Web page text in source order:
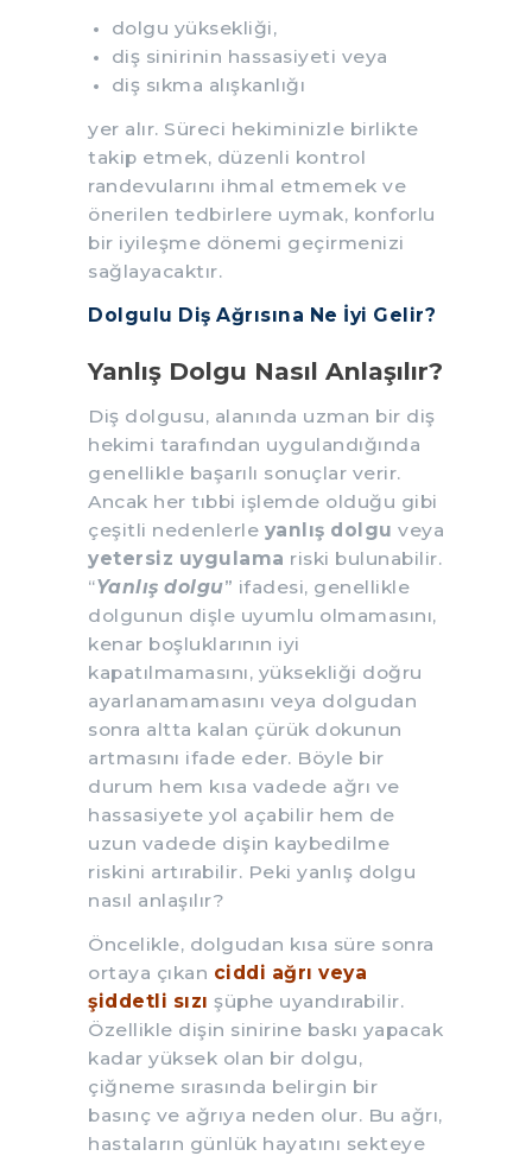
dolgu yüksekliği,
diş sinirinin hassasiyeti veya
diş sıkma alışkanlığı
yer alır. Süreci hekiminizle birlikte
takip etmek, düzenli kontrol
randevularını ihmal etmemek ve
önerilen tedbirlere uymak, konforlu
bir iyileşme dönemi geçirmenizi
sağlayacaktır.
Dolgulu Diş Ağrısına Ne İyi Gelir?
Yanlış Dolgu Nasıl Anlaşılır?
Diş dolgusu, alanında uzman bir diş
hekimi tarafından uygulandığında
genellikle başarılı sonuçlar verir.
Ancak her tıbbi işlemde olduğu gibi
çeşitli nedenlerle yanlış dolgu veya
yetersiz uygulama riski bulunabilir.
“Yanlış dolgu” ifadesi, genellikle
dolgunun dişle uyumlu olmamasını,
kenar boşluklarının iyi
kapatılmamasını, yüksekliği doğru
ayarlanamamasını veya dolgudan
sonra altta kalan çürük dokunun
artmasını ifade eder. Böyle bir
durum hem kısa vadede ağrı ve
hassasiyete yol açabilir hem de
uzun vadede dişin kaybedilme
riskini artırabilir. Peki yanlış dolgu
nasıl anlaşılır?
Öncelikle, dolgudan kısa süre sonra
ortaya çıkan ciddi ağrı veya
şiddetli sızı şüphe uyandırabilir.
Özellikle dişin sinirine baskı yapacak
kadar yüksek olan bir dolgu,
çiğneme sırasında belirgin bir
basınç ve ağrıya neden olur. Bu ağrı,
hastaların günlük hayatını sekteye